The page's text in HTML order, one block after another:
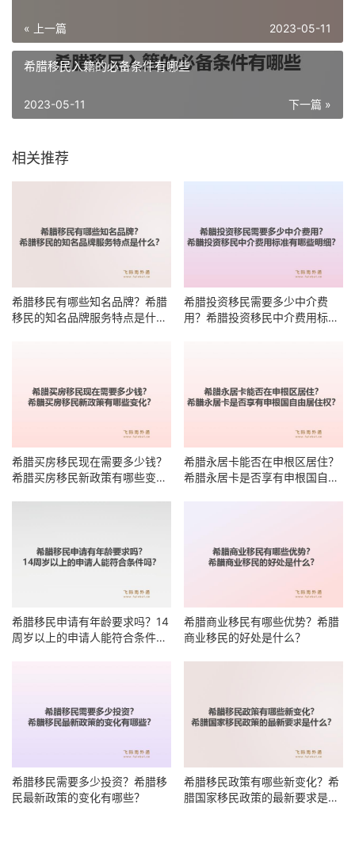
« 上一篇 2023-05-11
希腊移民入籍的必备条件有哪些
下一篇 »
2023-05-11
相关推荐
希腊移民有哪些知名品牌？希腊
移民的知名品牌服务特点是什
希腊投资移民需要多少中介费
用？希腊投资移民中介费用标准
希腊买房移民现在需要多少钱？
希腊买房移民新政策有哪些变
希腊永居卡能否在申根区居住？
希腊永居卡是否享有申根国自由
希腊移民申请有年龄要求吗？14
周岁以上的申请人能符合条件
希腊商业移民有哪些优势？希腊
商业移民的好处是什么？
希腊移民需要多少投资？希腊移
民最新政策的变化有哪些？
希腊移民政策有哪些新变化？希
腊国家移民政策的最新要求是什